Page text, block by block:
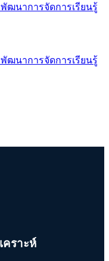
พัฒนาการจัดการเรียนรู้
พัฒนาการจัดการเรียนรู้
คราะห์